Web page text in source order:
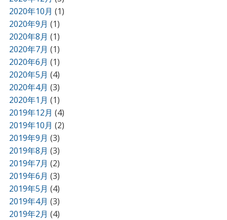
2020年10月 (1)
2020年9月 (1)
2020年8月 (1)
2020年7月 (1)
2020年6月 (1)
2020年5月 (4)
2020年4月 (3)
2020年1月 (1)
2019年12月 (4)
2019年10月 (2)
2019年9月 (3)
2019年8月 (3)
2019年7月 (2)
2019年6月 (3)
2019年5月 (4)
2019年4月 (3)
2019年2月 (4)